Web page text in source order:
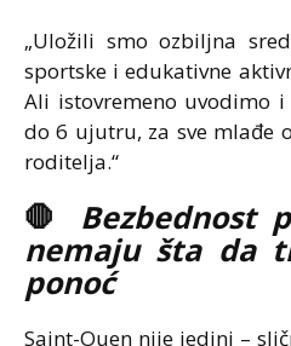
„Uložili smo ozbiljna
sportske i edukativne
Ali istovremeno uvodimo i
do 6 ujutru, za sve mlađe
roditelja.“
🛑 Bezbednost
nemaju šta da
ponoć
Saint-Ouen nije jedini –